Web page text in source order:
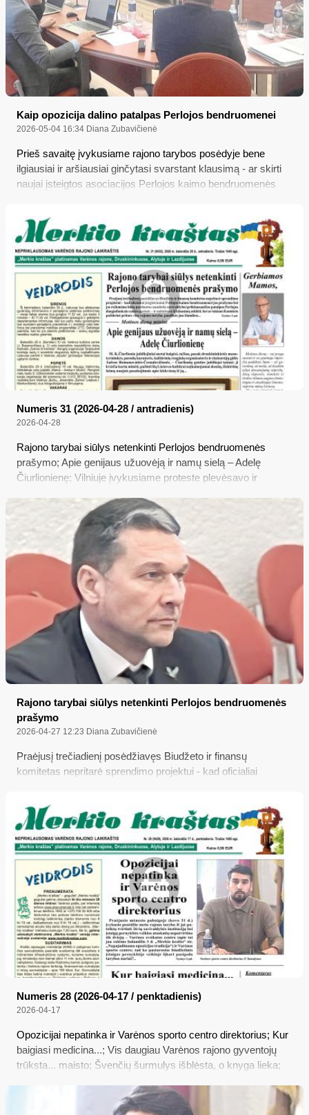
Kaip opozicija dalino patalpas Perlojos bendruomenei
2026-05-04 16:34 Diana Zubavičienė
Prieš savaitę įvykusiame rajono tarybos posėdyje bene
ilgiausiai ir aršiausiai ginčytasi svarstant klausimą - ar skirti
naujai įsteigtos asociacijos Perlojos kaimo bendruomenės
daugiafunkciame centre, ar neskirti...
Numeris 31 (2026-04-28 / antradienis)
2026-04-28
Rajono tarybai siūlys netenkinti Perlojos bendruomenės
prašymo; Apie genijaus užuovėją ir namų sielą – Adelę
Čiurlionienę; Vilniuje įvykusiame proteste plevėsavo ir
Rajono tarybai siūlys netenkinti Perlojos bendruomenės
prašymo
2026-04-27 12:23 Diana Zubavičienė
Praėjusį trečiadienį posėdžiavęs Biudžeto ir finansų
komitetas nepritarė sprendimo projektui - kad oficialiai
jos reikmėms būtų perduotos naudotis savivaldybei
priklausančios patalpos Perlojos daugiafunkcio centro
pastate – ir nubalsavo šį klausimą atidėti; bet ar tokiam
Komiteto požiūriui pritars visa rajono taryba, paaiškės jau
šiandien...
Numeris 28 (2026-04-17 / penktadienis)
2026-04-17
Opozicijai nepatinka ir Varėnos sporto centro direktorius; Kur
baigiasi medicina...; Vis daugiau Varėnos rajono gyventojų
trūksta... maisto; Švenčių šurmulys išblėsta, o knyga lieka;
neįdomu, ką jūs apie mus galvojat, nes mes apie jus apskritai